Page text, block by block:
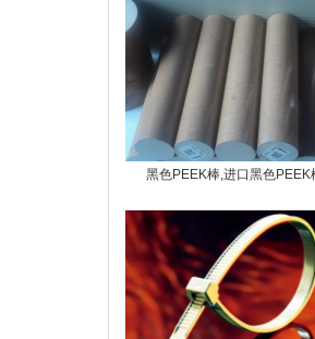
黑色PEEK棒,进口黑色PEEK